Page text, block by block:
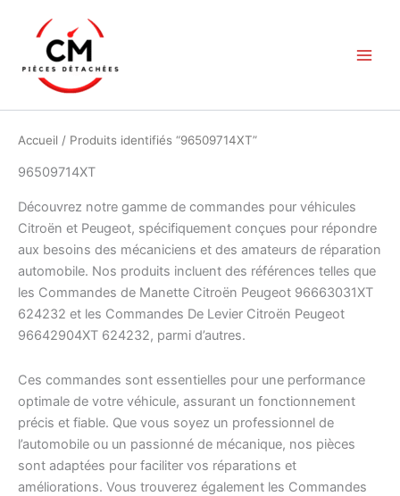
contenu
Accueil / Produits identifiés “96509714XT”
96509714XT
Découvrez notre gamme de commandes pour véhicules
Citroën et Peugeot, spécifiquement conçues pour répondre
aux besoins des mécaniciens et des amateurs de réparation
automobile. Nos produits incluent des références telles que
les Commandes de Manette Citroën Peugeot 96663031XT
624232 et les Commandes De Levier Citroën Peugeot
96642904XT 624232, parmi d’autres.
Ces commandes sont essentielles pour une performance
optimale de votre véhicule, assurant un fonctionnement
précis et fiable. Que vous soyez un professionnel de
l’automobile ou un passionné de mécanique, nos pièces
sont adaptées pour faciliter vos réparations et
améliorations. Vous trouverez également les Commandes